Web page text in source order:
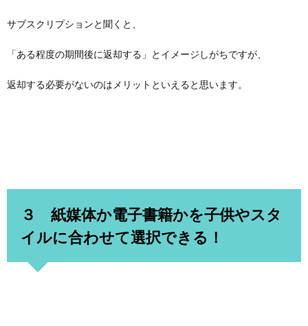
サブスクリプションと聞くと、
「ある程度の期間後に返却する」とイメージしがちですが、
返却する必要がないのはメリットといえると思います。
３ 紙媒体か電子書籍かを子供やスタ
イルに合わせて選択できる！